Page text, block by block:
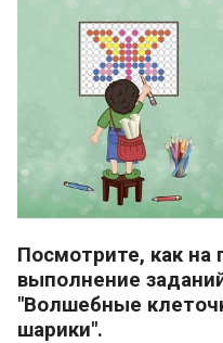
Посмотрите, как на
выполнение
"Волшебные
шарики".